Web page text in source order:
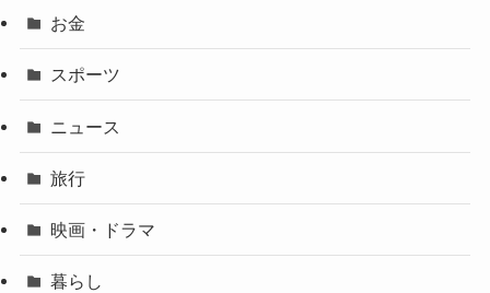
お金
スポーツ
ニュース
旅行
映画・ドラマ
暮らし